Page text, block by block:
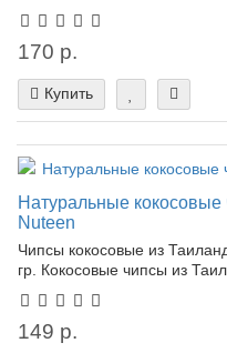
170 р.
Купить
Натуральные
Nuteen
Чипсы кокосовые из
гр. Кокосовые чипсы из
149 р.